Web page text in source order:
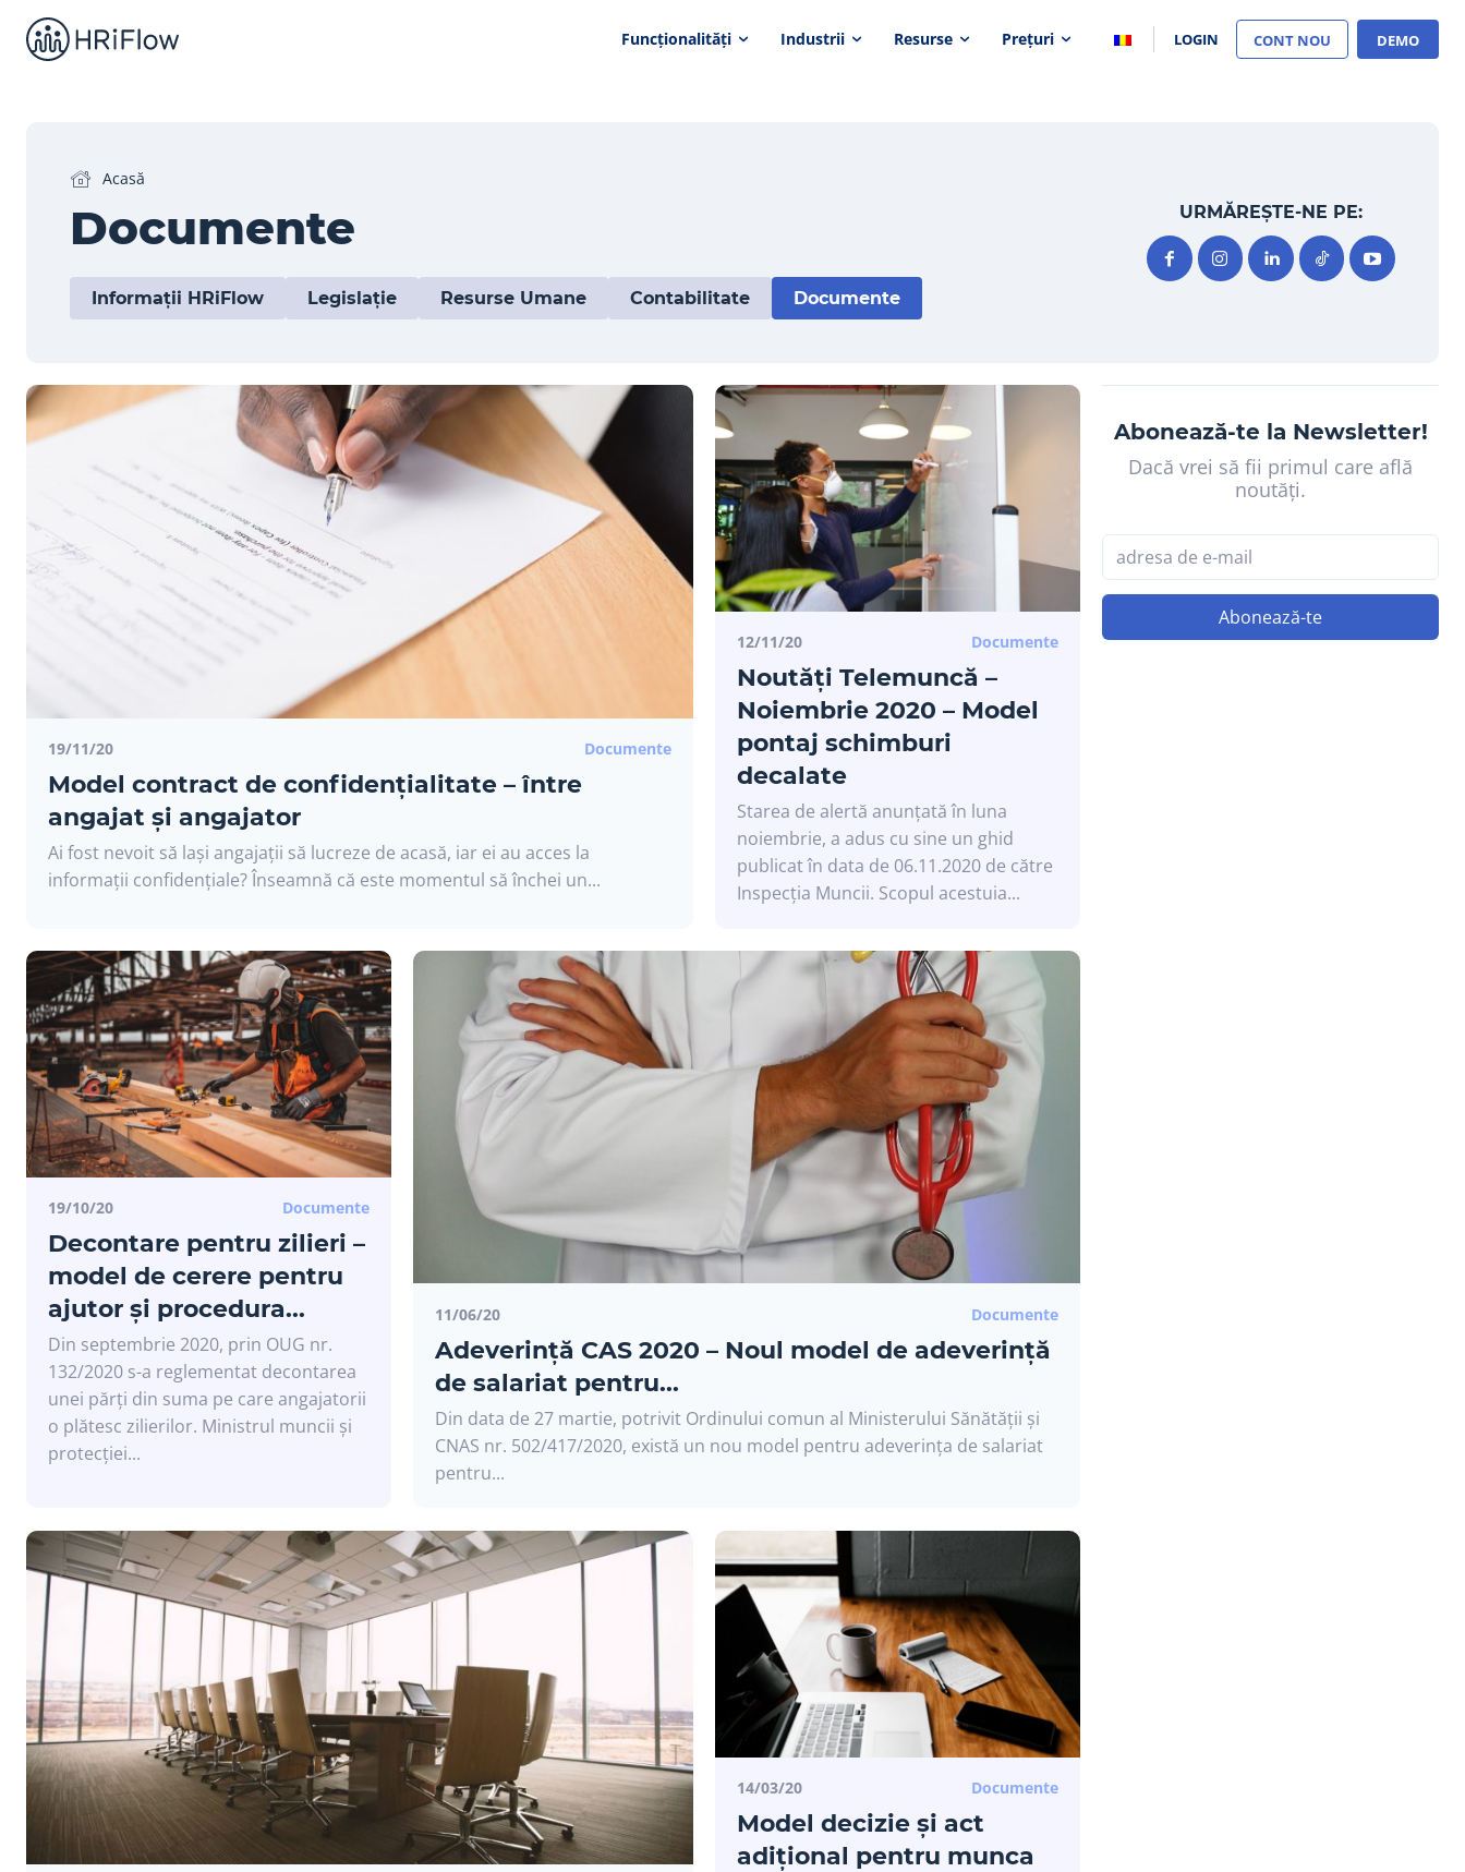
Noi îți trimitem doar informații care
chiar contează.
Abonează-te la newsletter și fii la curent cu cele
mai noi actualizări din domeniul HR.
Funcționalități Industrii Resurse Prețuri LOGIN CONT NOU DEMO
Acasă
Documente
Informații HRiFlow Legislație Resurse Umane Contabilitate Documente
URMĂREȘTE-NE PE:
19/11/20 Documente
Model contract de confidențialitate – între
angajat și angajator
Ai fost nevoit să lași angajații să lucreze de acasă, iar ei au acces la
informații confidențiale? Înseamnă că este momentul să închei un...
12/11/20 Documente
Noutăți Telemuncă –
Noiembrie 2020 – Model
pontaj schimburi
decalate
Starea de alertă anunțată în luna
noiembrie, a adus cu sine un ghid
publicat în data de 06.11.2020 de către
Inspecția Muncii. Scopul acestuia...
19/10/20 Documente
Decontare pentru zilieri –
model de cerere pentru
ajutor și procedura...
Din septembrie 2020, prin OUG nr.
132/2020 s-a reglementat decontarea
unei părți din suma pe care angajatorii
o plătesc zilierilor. Ministrul muncii și
protecției...
11/06/20 Documente
Adeverință CAS 2020 – Noul model de adeverință
de salariat pentru...
Din data de 27 martie, potrivit Ordinului comun al Ministerului Sănătății și
CNAS nr. 502/417/2020, există un nou model pentru adeverința de salariat
pentru...
14/03/20 Documente
Model decizie și act
adițional pentru munca
Abonează-te la Newsletter!
Dacă vrei să fii primul care află
noutăți.
Abonează-te